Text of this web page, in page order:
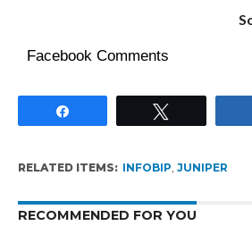
Facebook Comments
RELATED ITEMS: INFOBIP JUNIPER
RECOMMENDED FOR YOU